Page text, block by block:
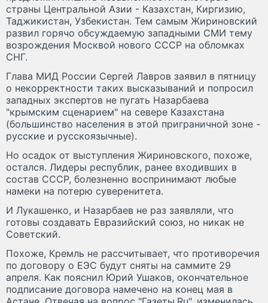
страны Центральной Азии - Казахстан, Киргизию,
Таджикистан, Узбекистан. Тем самым Жириновский
развил горячо обсуждаемую западными СМИ тему
возрождения Москвой нового СССР на обломках
СНГ.
Глава МИД России Сергей Лавров заявил в пятницу
о некорректности таких высказываний и попросил
западных экспертов не пугать Назарбаева
"крымским сценарием" на севере Казахстана
(большинство населения в этой приграничной зоне -
русские и русскоязычные).
Но осадок от выступления Жириновского, похоже,
остался. Лидеры республик, ранее входивших в
состав СССР, болезненно воспринимают любые
намеки на потерю суверенитета.
И Лукашенко, и Назарбаев не раз заявляли, что
готовы создавать Евразийский союз, но никак не
Советский.
Похоже, Кремль не рассчитывает, что противоречия
по договору о ЕЭС будут сняты на саммите 29
апреля. Как пояснил Юрий Ушаков, окончательное
подписание договора намечено на конец мая в